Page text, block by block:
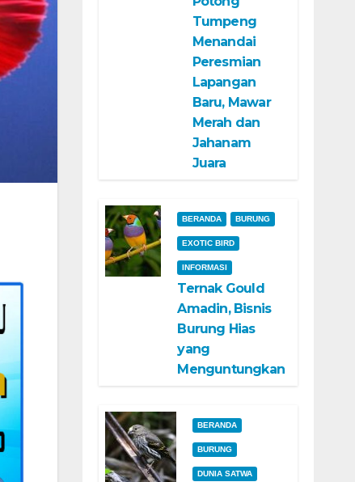
Tumpeng
Menandai
Peresmian
Lapangan
Baru, Mawar
Merah dan
Jahanam
Juara
BERANDA BURUNG
EXOTIC BIRD
INFORMASI
Ternak Gould
Amadin, Bisnis
Burung Hias
yang
Menguntungkan
BERANDA
BURUNG
DUNIA SATWA